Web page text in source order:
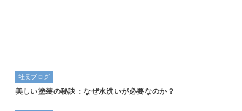
社長ブログ
美しい塗装の秘訣：なぜ水洗いが必要なのか？